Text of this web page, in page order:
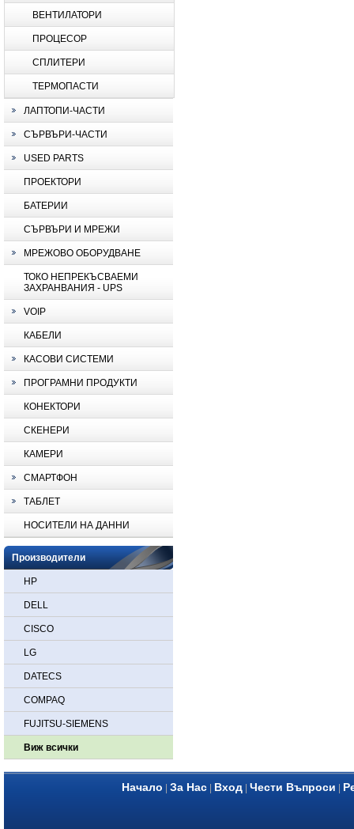
ВЕНТИЛАТОРИ
ПРОЦЕСОР
СПЛИТЕРИ
ТЕРМОПАСТИ
ЛАПТОПИ-ЧАСТИ
СЪРВЪРИ-ЧАСТИ
USED PARTS
ПРОЕКТОРИ
БАТЕРИИ
СЪРВЪРИ И МРЕЖИ
МРЕЖОВО ОБОРУДВАНЕ
ТОКО НЕПРЕКЪСВАЕМИ
ЗАХРАНВАНИЯ - UPS
VOIP
КАБЕЛИ
КАСОВИ СИСТЕМИ
ПРОГРАМНИ ПРОДУКТИ
КОНЕКТОРИ
СКЕНЕРИ
КАМЕРИ
СМАРТФОН
ТАБЛЕТ
НОСИТЕЛИ НА ДАННИ
Производители
HP
DELL
CISCO
LG
DATECS
COMPAQ
FUJITSU-SIEMENS
Виж всички
Начало За Нас Вход Чести Въпроси